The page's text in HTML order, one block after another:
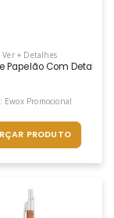
Metálico Mate.
Ver + Detalhes
Papelão Com
Ewox Promocional
PRODUTO